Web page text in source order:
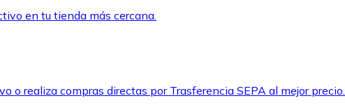
en tu tienda más cercana.
o realiza compras directas por Trasferencia SEPA al mejor precio.